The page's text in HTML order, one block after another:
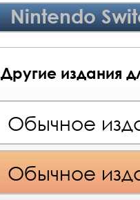
Nintendo
Другие издания
Обычное
Обычное